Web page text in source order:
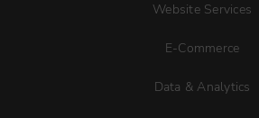
Website Services
E-Commerce
Data & Analytics